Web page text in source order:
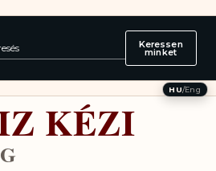
Keressen
minket
HU/Eng
KÉZI